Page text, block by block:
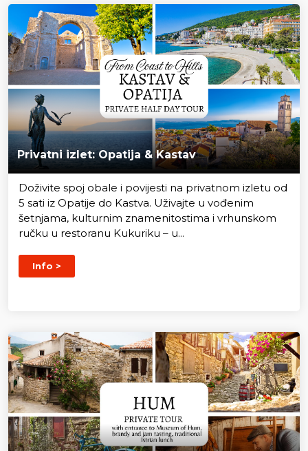
Privatni izlet: Opatija & Kastav
Doživite spoj obale i povijesti na privatnom izletu od
5 sati iz Opatije do Kastva. Uživajte u vođenim
šetnjama, kulturnim znamenitostima i vrhunskom
ručku u restoranu Kukuriku – u...
Info >